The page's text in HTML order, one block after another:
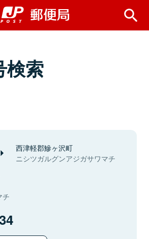
検索
西津軽郡鰺ヶ沢町
ニシツガルグンアジガサワマチ
チ